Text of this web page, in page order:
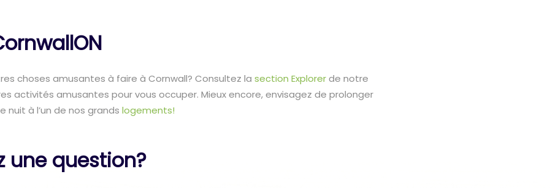
choses amusantes à faire à Cornwall? Consultez lasection Explorerde notre
activités amusantes pour vous occuper. Mieux encore, envisagez de prolonger
nuit à l’un de nos grands logements!
une question?